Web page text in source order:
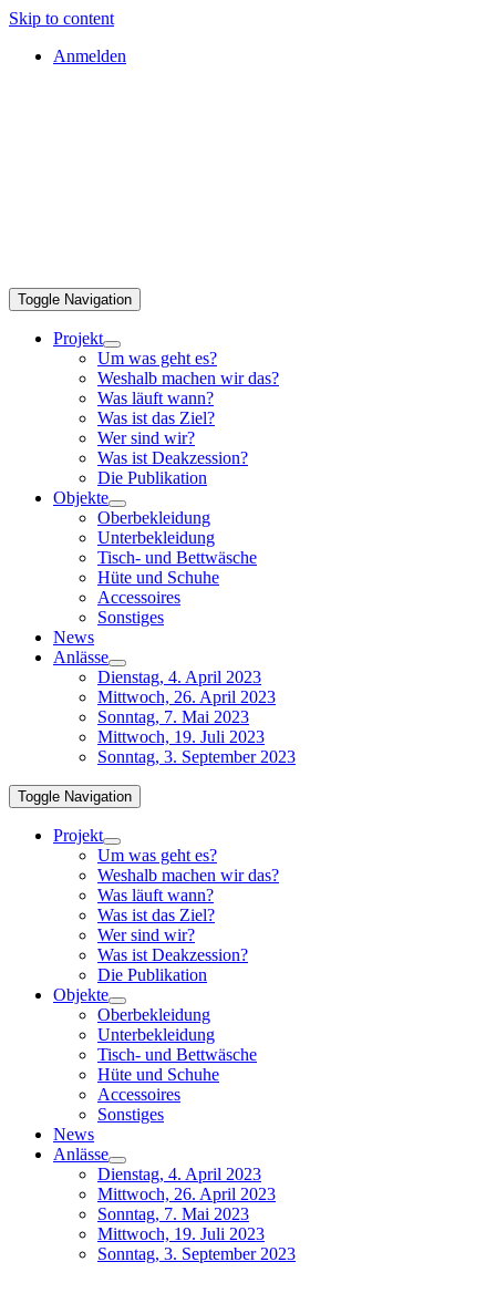
Skip to content
Anmelden
Toggle Navigation
Projekt
Um was geht es?
Weshalb machen wir das?
Was läuft wann?
Was ist das Ziel?
Wer sind wir?
Was ist Deakzession?
Die Publikation
Objekte
Oberbekleidung
Unterbekleidung
Tisch- und Bettwäsche
Hüte und Schuhe
Accessoires
Sonstiges
News
Anlässe
Dienstag, 4. April 2023
Mittwoch, 26. April 2023
Sonntag, 7. Mai 2023
Mittwoch, 19. Juli 2023
Sonntag, 3. September 2023
Toggle Navigation
Projekt
Um was geht es?
Weshalb machen wir das?
Was läuft wann?
Was ist das Ziel?
Wer sind wir?
Was ist Deakzession?
Die Publikation
Objekte
Oberbekleidung
Unterbekleidung
Tisch- und Bettwäsche
Hüte und Schuhe
Accessoires
Sonstiges
News
Anlässe
Dienstag, 4. April 2023
Mittwoch, 26. April 2023
Sonntag, 7. Mai 2023
Mittwoch, 19. Juli 2023
Sonntag, 3. September 2023